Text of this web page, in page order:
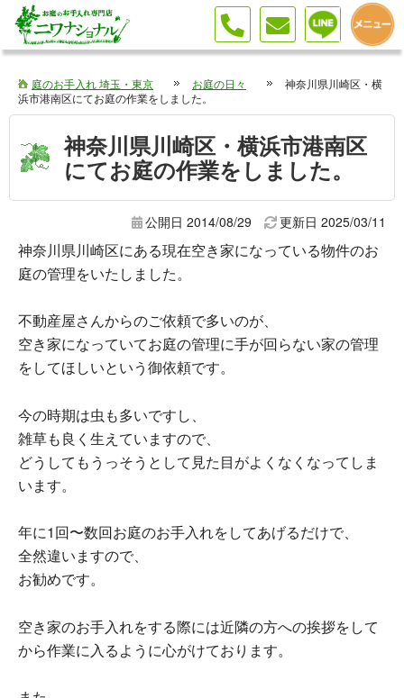
庭のお手入れ 埼玉・東京 お庭の日々
神奈川県川崎区・横
浜市港南区にてお庭の作業をしました。
神奈川県川崎区・横浜市港南区
にてお庭の作業をしました。
公開日 2014/08/29 更新日 2025/03/11
神奈川県川崎区にある現在空き家になっている物件のお
庭の管理をいたしました。
不動産屋さんからのご依頼で多いのが、
空き家になっていてお庭の管理に手が回らない家の管理
をしてほしいという御依頼です。
今の時期は虫も多いですし、
雑草も良く生えていますので、
どうしてもうっそうとして見た目がよくなくなってしま
います。
年に1回〜数回お庭のお手入れをしてあげるだけで、
全然違いますので、
お勧めです。
空き家のお手入れをする際には近隣の方への挨拶をして
から作業に入るように心がけております。